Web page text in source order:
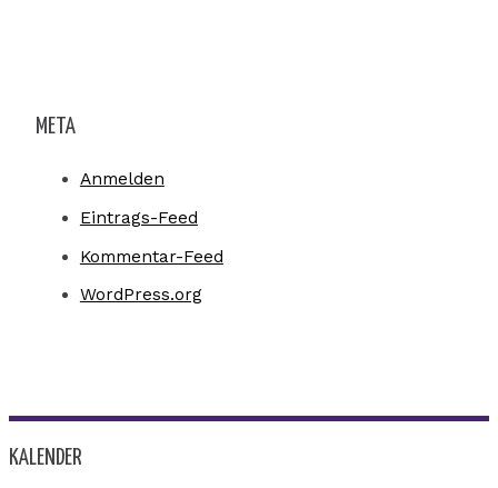
META
Anmelden
Eintrags-Feed
Kommentar-Feed
WordPress.org
KALENDER